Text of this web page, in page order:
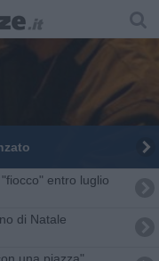
entro luglio
di Natale
una piazza"